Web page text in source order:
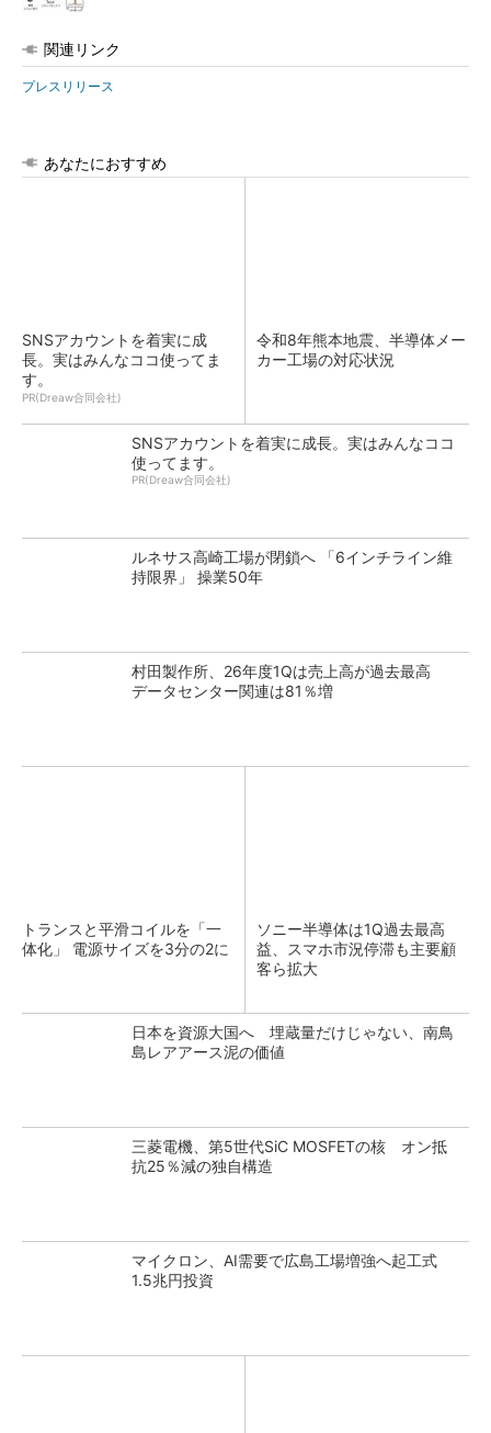
関連リンク
プレスリリース
あなたにおすすめ
SNSアカウントを着実に成
長。実はみんなココ使ってま
す。
PR(Dreaw合同会社)
令和8年熊本地震、半導体メー
カー工場の対応状況
SNSアカウントを着実に成長。実はみんなココ
使ってます。
PR(Dreaw合同会社)
ルネサス高崎工場が閉鎖へ 「6インチライン維
持限界」 操業50年
村田製作所、26年度1Qは売上高が過去最高
データセンター関連は81％増
トランスと平滑コイルを「一
体化」 電源サイズを3分の2に
ソニー半導体は1Q過去最高
益、スマホ市況停滞も主要顧
客ら拡大
日本を資源大国へ 埋蔵量だけじゃない、南鳥
島レアアース泥の価値
三菱電機、第5世代SiC MOSFETの核 オン抵
抗25％減の独自構造
マイクロン、AI需要で広島工場増強へ起工式
1.5兆円投資